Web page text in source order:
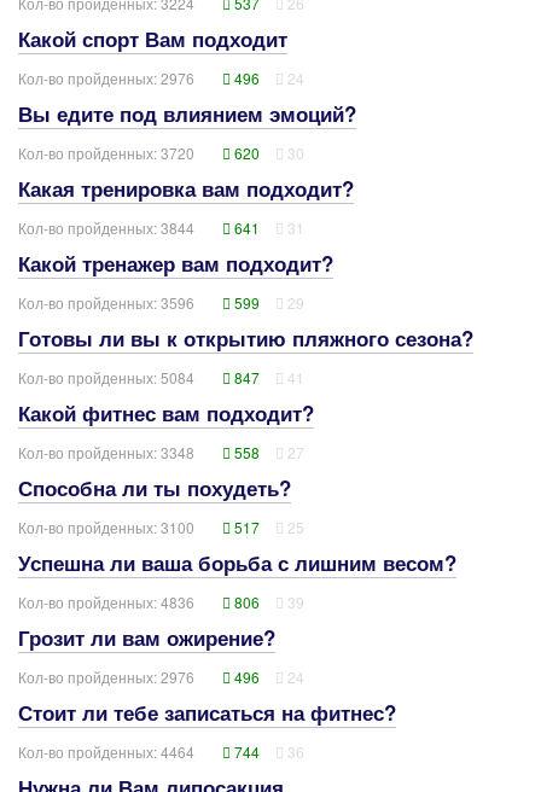
Какой спорт Вам подходит
Кол-во пройденных: 2976 496 24
Вы едите под влиянием эмоций?
Кол-во пройденных: 3720 620 30
Какая тренировка вам подходит?
Кол-во пройденных: 3844 641 31
Какой тренажер вам подходит?
Кол-во пройденных: 3596 599 29
Готовы ли вы к открытию пляжного сезона?
Кол-во пройденных: 5084 847 41
Какой фитнес вам подходит?
Кол-во пройденных: 3348 558 27
Способна ли ты похудеть?
Кол-во пройденных: 3100 517 25
Успешна ли ваша борьба с лишним весом?
Кол-во пройденных: 4836 806 39
Грозит ли вам ожирение?
Кол-во пройденных: 2976 496 24
Стоит ли тебе записаться на фитнес?
Кол-во пройденных: 4464 744 36